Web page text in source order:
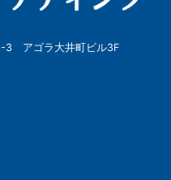
3 アゴラ大井町ビル3F